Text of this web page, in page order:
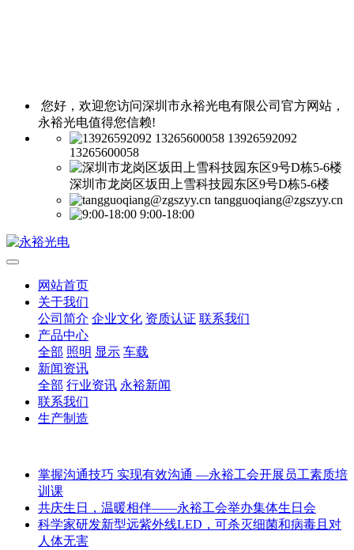
您好，欢迎您访问深圳市永裕光电有限公司官方网站，
永裕光电值得您信赖!
13926592092
13265600058
深圳市龙岗区坂田上雪科技园东区9号D栋5-6楼
tangguoqiang@zgszyy.cn
9:00-18:00
网站首页
关于我们
公司简介 企业文化 资质认证 联系我们
产品中心
全部 照明 显示 车载
新闻资讯
全部 行业资讯 永裕新闻
联系我们
生产制造
掌握沟通技巧 实现有效沟通 —永裕工会开展员工素质培
训课
共庆生日，温暖相伴——永裕工会举办集体生日会
科学家研发新型远紫外线LED，可杀灭细菌和病毒且对
人体无害